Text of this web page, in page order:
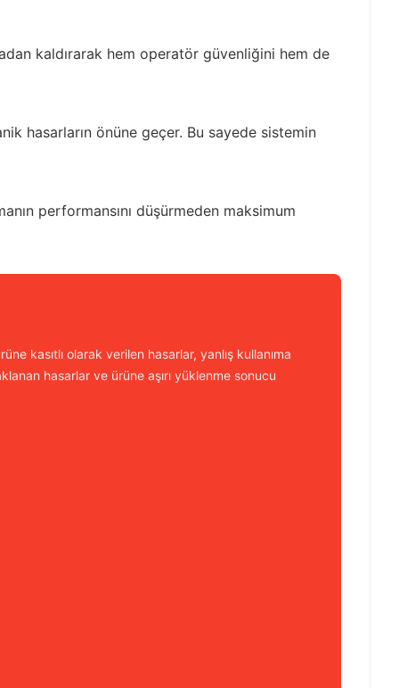
kaldırarak hem operatör güvenliğini hem de
hasarların önüne geçer. Bu sayede sistemin
performansını düşürmeden maksimum
kasıtlı olarak verilen hasarlar, yanlış kullanıma
hasarlar ve ürüne aşırı yüklenme sonucu